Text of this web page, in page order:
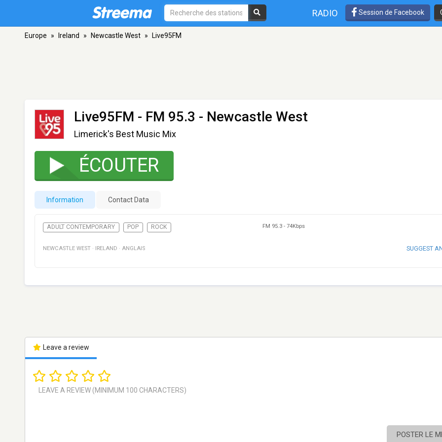
RADIO Session de Facebook
Europe » Ireland » Newcastle West » Live95FM
Live95FM - FM 95.3 - Newcastle West
Limerick's Best Music Mix
ÉCOUTER
Information Contact Data
ADULT CONTEMPORARY POP ROCK FM 95.3 - 74Kbps
NEWCASTLE WEST · IRELAND · ANGLAIS SUGGEST
Leave a review
POSTER LE